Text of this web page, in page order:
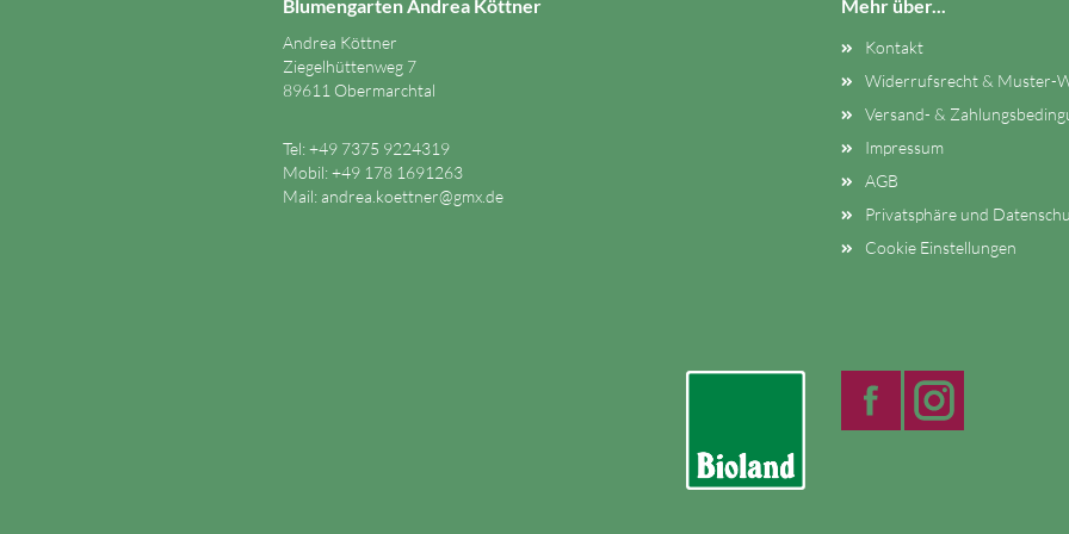
Blumengarten Andrea Köttner
Andrea Köttner
Ziegelhüttenweg 7
89611 Obermarchtal
Tel: +49 7375 9224319
Mobil: +49 178 1691263
Mail:andrea.koettner@gmx.de
Mehr über...
Kontakt
Widerrufsrecht & Muster-
Versand- &
Impressum
AGB
Privatsphäre und
Cookie Einstellungen